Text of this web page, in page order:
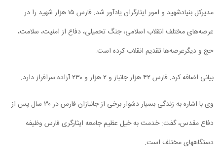
مدیرکل بنیادشهید و امور ایثارگران یادآور شد: فارس ۱۵ هزار شهید را در
عرصه‌های مختلف انقلاب اسلامی، جنگ تحمیلی، دفاع از امنیت، سلامت،
حج و دیگرعرصه‌ها تقدیم انقلاب کرده است.
بیانی اضافه کرد: فارس ۴۲ هزار جانباز و ۲ هزار و ۲۳۰ آزاده سرافراز دارد.
وی با اشاره به زندگی بسیار دشوار برخی از جانبازان فارس در ۳۰ سال پس از
دفاع مقدس، گفت: خدمت به خیل عظیم جامعه ایثارگری فارس وظیفه
دستگاههای مختلف است.